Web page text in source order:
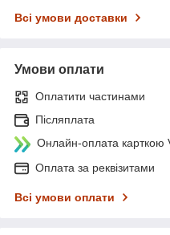
Всі умови доставки
Умови оплати
Оплатити частинами
Післяплата
Онлайн-оплата карткою
Оплата за реквізитами
Всі умови оплати